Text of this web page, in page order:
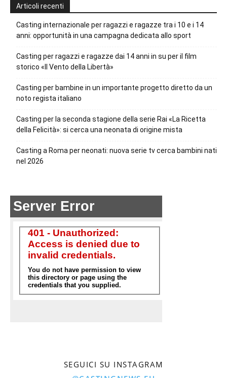
Articoli recenti
Casting internazionale per ragazzi e ragazze tra i 10 e i 14
anni: opportunità in una campagna dedicata allo sport
Casting per ragazzi e ragazze dai 14 anni in su per il film
storico «Il Vento della Libertà»
Casting per bambine in un importante progetto diretto da un
noto regista italiano
Casting per la seconda stagione della serie Rai «La Ricetta
della Felicità»: si cerca una neonata di origine mista
Casting a Roma per neonati: nuova serie tv cerca bambini nati
nel 2026
SEGUICI SU INSTAGRAM